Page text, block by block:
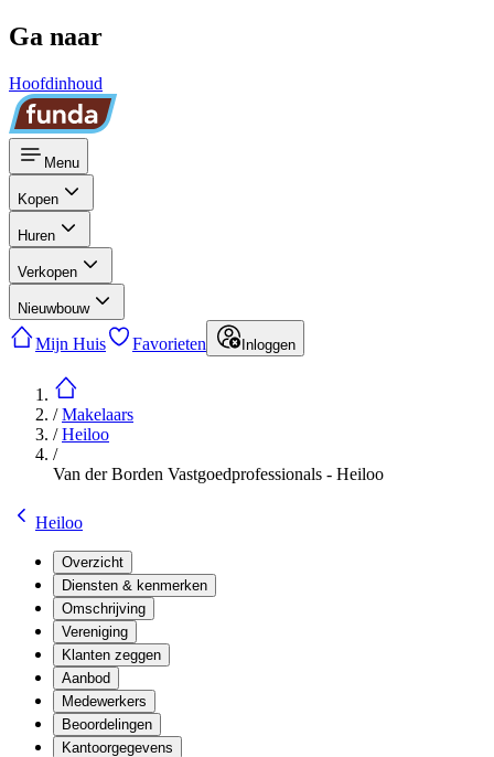
Ga naar
Hoofdinhoud
Menu
Kopen
Huren
Verkopen
Nieuwbouw
Mijn Huis Favorieten Inloggen
/Makelaars
/Heiloo
/
Van der Borden Vastgoedprofessionals - Heiloo
Heiloo
Overzicht
Diensten & kenmerken
Omschrijving
Vereniging
Klanten zeggen
Aanbod
Medewerkers
Beoordelingen
Kantoorgegevens